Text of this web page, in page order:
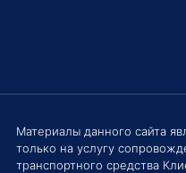
Материалы данного сайта
только на услугу
транспортного средства